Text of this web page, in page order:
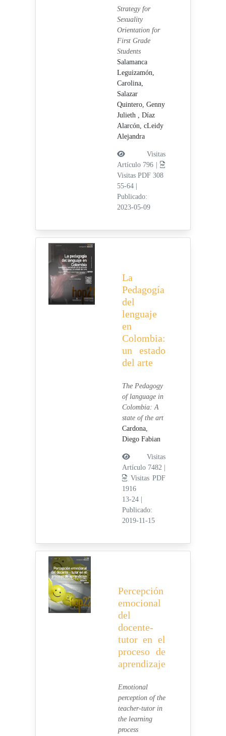
Strategy for
Sexuality
Orientation for
First Grade
Students
Salamanca
Leguizamón,
Carolina,
Salazar
Quintero, Genny
Julieth , Díaz
Alarcón, cLeidy
Alejandra
Visitas
Artículo 796 |
Visitas PDF 308
55-64
Publicado:
2023-05-09
La
Pedagogía
del
lenguaje
en
Colombia:
un estado
del arte
The Pedagogy
of language in
Colombia: A
state of the art
Cardona,
Diego Fabian
Visitas
Artículo 7482 |
Visitas PDF
1916
13-24
Publicado:
2019-11-15
Percepción
emocional
del
docente-
tutor en el
proceso de
aprendizaje
Emotional
perception of the
teacher-tutor in
the learning
process